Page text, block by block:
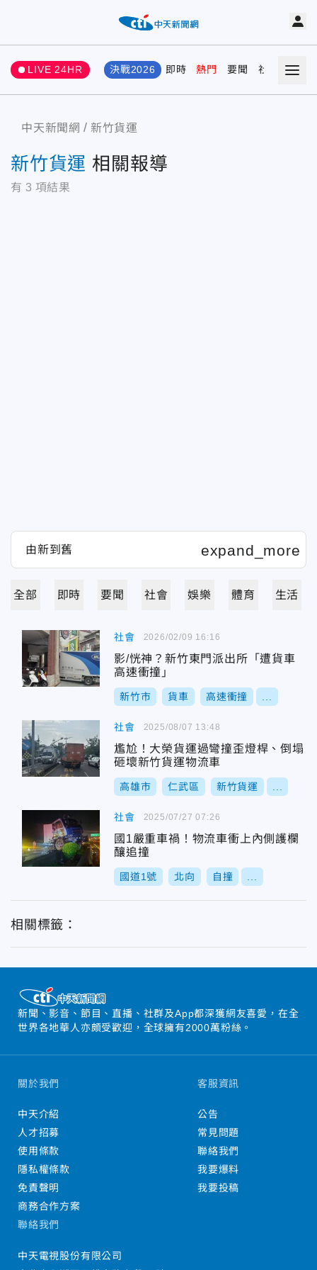
LIVE 24HR 決戰2026 即時 熱門 要聞 社會 娛樂
中天新聞網 新竹貨運
新竹貨運 相關報導
有 3 項結果
全部 即時 要聞 社會 娛樂 體育 生活
社會
影/恍神？新竹東門派出所「遭貨車
高速衝撞」
新竹市 貨車 高速衝撞
2026/02/09 16:16
社會
尷尬！大榮貨運過彎撞歪燈桿、倒塌
砸壞新竹貨運物流車
高雄市 仁武區 新竹貨運
2025/08/07 13:48
社會
國1嚴重車禍！物流車衝上內側護欄
釀追撞
國道1號 北向 自撞
2025/07/27 07:26
相關標籤：
新聞、影音、節目、直播、社群及App都深獲網友喜愛，在全
世界各地華人亦頗受歡迎，全球擁有2000萬粉絲。
關於我們
中天介紹
人才招募
使用條款
隱私權條款
免責聲明
商務合作方案
客服資訊
公告
常見問題
聯絡我們
我要爆料
我要投稿
聯絡我們
中天電視股份有限公司